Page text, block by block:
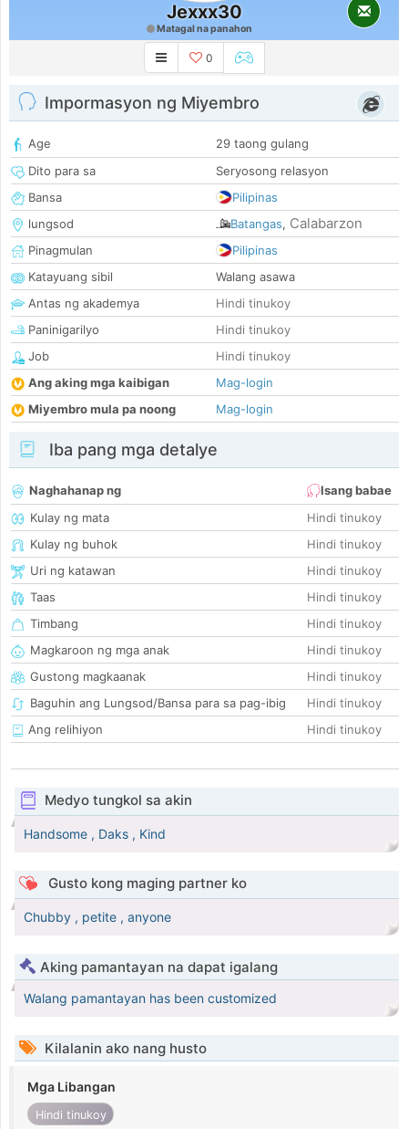
Jexxx30
Matagal na panahon
0
Impormasyon ng Miyembro
Age
29 taong gulang
Dito para sa
Seryosong relasyon
Bansa
Pilipinas
lungsod
Batangas, Calabarzon
Pinagmulan
Pilipinas
Katayuang sibil
Walang asawa
Antas ng akademya
Hindi tinukoy
Paninigarilyo
Hindi tinukoy
Job
Hindi tinukoy
Ang aking mga kaibigan
Mag-login
Miyembro mula pa noong
Mag-login
Iba pang mga detalye
Naghahanap ng
Isang babae
Kulay ng mata
Hindi tinukoy
Kulay ng buhok
Hindi tinukoy
Uri ng katawan
Hindi tinukoy
Taas
Hindi tinukoy
Timbang
Hindi tinukoy
Magkaroon ng mga anak
Hindi tinukoy
Gustong magkaanak
Hindi tinukoy
Baguhin ang Lungsod/Bansa para sa pag-ibig
Hindi tinukoy
Ang relihiyon
Hindi tinukoy
Medyo tungkol sa akin
Handsome , Daks , Kind
Gusto kong maging partner ko
Chubby , petite , anyone
Aking pamantayan na dapat igalang
Walang pamantayan has been customized
Kilalanin ako nang husto
Mga Libangan
Hindi tinukoy